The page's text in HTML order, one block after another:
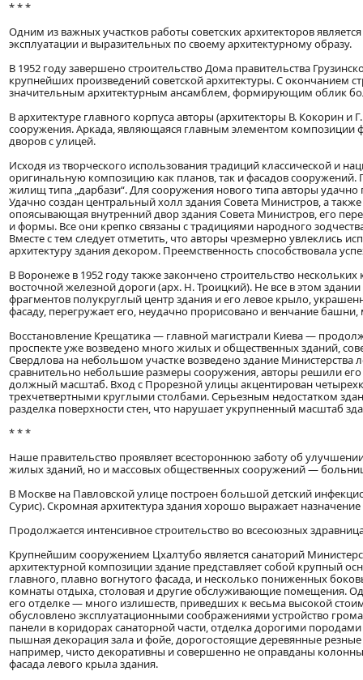
* * *
Одним из важных участков работы советских архитекторов
эксплуатации и выразительных по своему архитектурному образу.
В 1952 году завершено строительство Дома правительства
крупнейших произведений советской архитектуры. С окончанием
значительным архитектурным ансамблем, формирующим облик
В архитектуре главного корпуса авторы (архитекторы В. Кокорин
сооружения. Аркада, являющаяся главным элементом композиции
дворов с улицей.
Исходя из творческого использования традиций классической и
оригинальную композицию как планов, так и фасадов
жилищ типа „дарбази“. Для сооружения нового типа авторы
Удачно создан центральный холл здания Совета Министров, а
опоясывающая внутренний двор здания Совета Министров, его
и формы. Все они крепко связаны с традициями народного
Вместе с тем следует отметить, что авторы чрезмерно увлеклись
архитектуру здания декором. Преемственность способствовала
В Воронеже в 1952 году также закончено строительство
восточной железной дороги (арх. Н. Троицкий). Не все в этом
фрагментов полукруглый центр здания и его левое крыло,
фасаду, перегружает его, неудачно прорисовано и венчание
Восстановление Крещатика — главной магистрали Киева —
проспекте уже возведено много жилых и общественных зданий,
Свердлова на небольшом участке возведено здание Министерства
сравнительно небольшие размеры сооружения, авторы решили
должный масштаб. Вход с Прорезной улицы акцентирован
трехчетвертными круглыми столбами. Серьезным недостатком
разделка поверхности стен, что нарушает укрупненный масштаб
* * *
Наше правительство проявляет всестороннюю заботу об
жилых зданий, но и массовых общественных сооружений —
В Москве на Павловской улице построен большой детский
Сурис). Скромная архитектура здания хорошо выражает
Продолжается интенсивное строительство во всесоюзных
Крупнейшим сооружением Цхалтубо является санаторий
архитектурной композиции здание представляет собой крупный
главного, плавно вогнутого фасада, и несколько пониженных
комнаты отдыха, столовая и другие обслуживающие помещения.
его отделке — много излишеств, приведших к весьма высокой
обусловлено эксплуатационными соображениями устройство
панели в коридорах санаторной части, отделка дорогими
пышная декорация зала и фойе, дорогостоящие деревянные
например, чисто декоративны и совершенно не оправданы
фасада левого крыла здания.